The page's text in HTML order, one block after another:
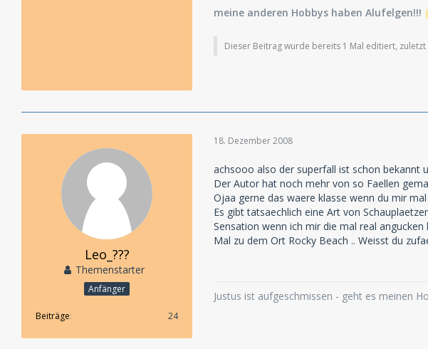
meine anderen Hobbys haben Alufelgen!!!
Dieser Beitrag wurde bereits 1 Mal editiert, zuletzt
Leo_???
Themenstarter
Anfänger
Beiträge 24
18. Dezember 2008
achsooo also der superfall ist schon bekannt
Der Autor hat noch mehr von so Faellen
Ojaa gerne das waere klasse wenn du mir
Es gibt tatsaechlich eine Art von
Sensation wenn ich mir die mal real angucken
Mal zu dem Ort Rocky Beach .. Weisst du
Justus ist aufgeschmissen - geht es meinen